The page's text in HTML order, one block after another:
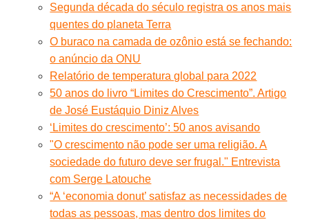
Segunda década do século registra os anos mais
quentes do planeta Terra
O buraco na camada de ozônio está se fechando:
o anúncio da ONU
Relatório de temperatura global para 2022
50 anos do livro “Limites do Crescimento”. Artigo
de José Eustáquio Diniz Alves
‘Limites do crescimento’: 50 anos avisando
"O crescimento não pode ser uma religião. A
sociedade do futuro deve ser frugal." Entrevista
com Serge Latouche
“A ‘economia donut’ satisfaz as necessidades de
todas as pessoas, mas dentro dos limites do